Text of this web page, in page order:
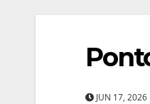
JUN 17, 2026